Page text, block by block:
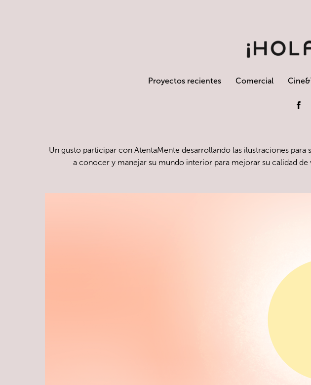
Proyectos recientes Comercial
Un gusto participar con AtentaMente desarrollando las ilustraciones para
a conocer y manejar su mundo interior para mejorar su calidad